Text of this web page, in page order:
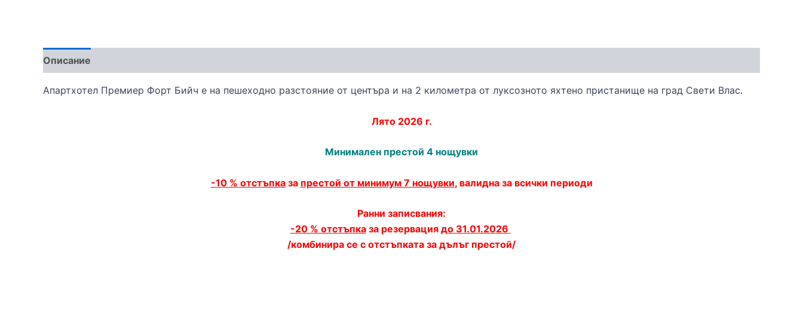
Описание
Апартхотел Премиер Форт Бийч е на пешеходно разстояние от центъра и на 2 километра от луксозното яхтено пристанище на град Свети Влас.
Лято 2026 г.
Минимален престой 4 нощувки
-10 % отстъпказа престой от минимум 7 нощувки, валидна за всички периоди
Ранни записвания:
-20 % отстъпказа резервация до 31.01.2026
/комбинира се с отстъпката за дълъг престой/